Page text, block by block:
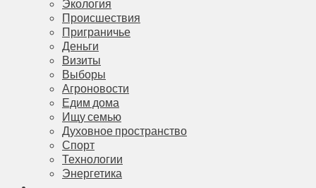
Экология
Происшествия
Приграничье
Деньги
Визиты
Выборы
Агроновости
Едим дома
Ищу семью
Духовное пространство
Спорт
Технологии
Энергетика